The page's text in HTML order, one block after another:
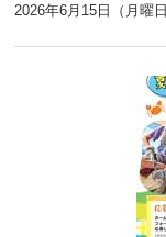
2026年6月15日（月曜日